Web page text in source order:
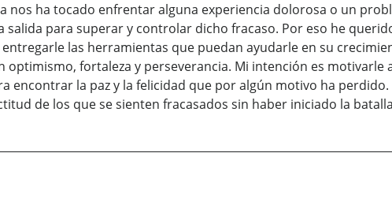
nos ha tocado enfrentar alguna experiencia dolorosa o un
para superar y controlar dicho fracaso. Por eso he
las herramientas que puedan ayudarle en su
optimismo, fortaleza y perseverancia. Mi intención es
encontrar la paz y la felicidad que por algún motivo ha
de los que se sienten fracasados sin haber iniciado la